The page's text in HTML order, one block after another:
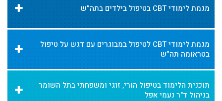
מגמת לימודי CBT בטיפול בילדים בתה”ש
מגמת לימודי CBT לטיפול במבוגרים עם דגש על טיפול
בטראומה תה”ש
תוכנית הלימוד בטיפול הורי, זוגי ומשפחתי בתל השומר
בניהול ד"ר נעמי אפל